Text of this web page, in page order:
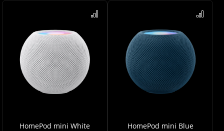
HomePod mini White HomePod mini Blue